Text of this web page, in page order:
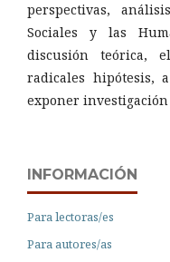
perspectivas,
Sociales y las
discusión teórica,
radicales hipótesis,
exponer investigación
INFORMACIÓN
Para lectoras/es
Para autores/as